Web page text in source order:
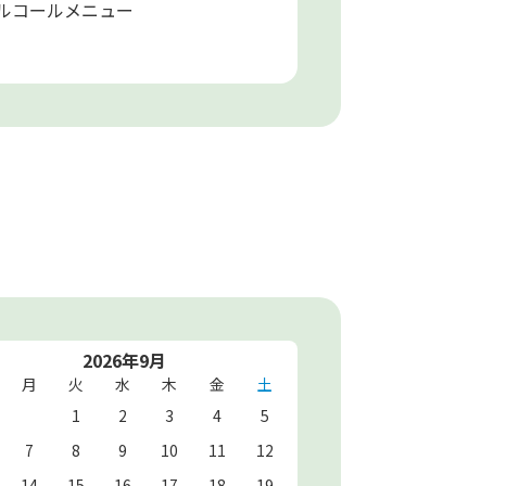
コールメニュー
2026年9月
月 火 水 木 金
土
1
2 3 4
5
7 8 9 10 11
12